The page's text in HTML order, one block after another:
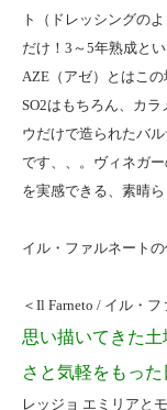
ト（ドレッシングの
だけ！3～5年熟成と
AZE（アゼ）とはこの
SO2はもちろん、カ
ウだけで造られたバ
です、、。ヴィネガ
を実感できる、素晴ら
イル・ファルネート
＜Il Farneto / イル・フ
思い描いてきた
さと気軽をもっ
レッジョ エミリアと